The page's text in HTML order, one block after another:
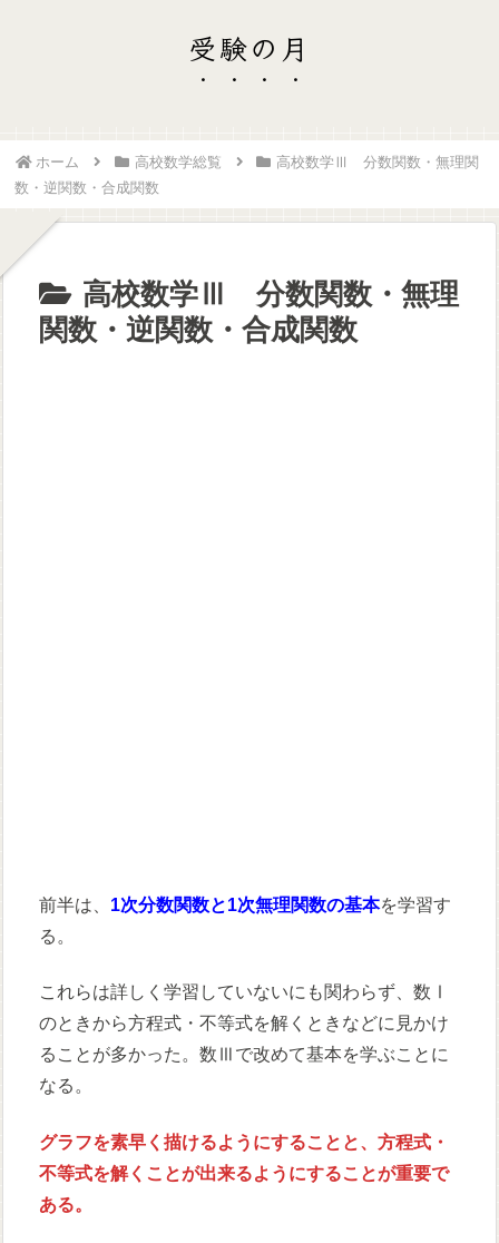
受験の月
ホーム 高校数学総覧
高校数学Ⅲ 分数関数・無理関
数・逆関数・合成関数
高校数学Ⅲ 分数関数・無理
関数・逆関数・合成関数
前半は、 1次分数関数と1次無理関数の基本を学習す
る。
これらは詳しく学習していないにも関わらず、数Ⅰ
のときから方程式・不等式を解くときなどに見かけ
ることが多かった。数Ⅲで改めて基本を学ぶことに
なる。
グラフを素早く描けるようにすることと、方程式・
不等式を解くことが出来るようにすることが重要で
ある。